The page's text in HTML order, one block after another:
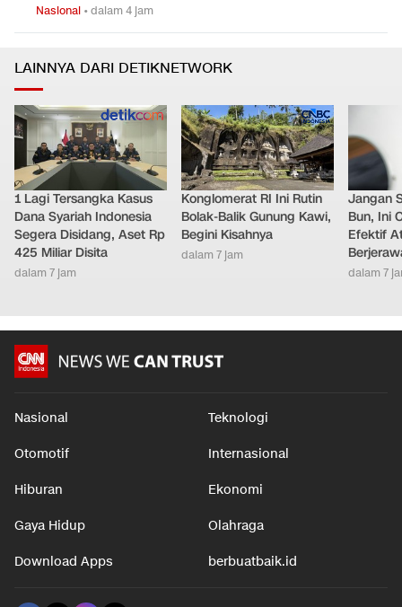
Nasional •dalam 4 jam
LAINNYA DARI DETIKNETWORK
1 Lagi Tersangka Kasus
Dana Syariah Indonesia
Segera Disidang, Aset Rp
425 Miliar Disita
dalam 7 jam
Konglomerat RI Ini Rutin
Bolak-Balik Gunung Kawi,
Begini Kisahnya
dalam 7 jam
Jangan
Bun, Ini
Efektif
dalam 7
Nasional Teknologi
Otomotif Internasional
Hiburan Ekonomi
Gaya Hidup Olahraga
Download Apps berbuatbaik.id